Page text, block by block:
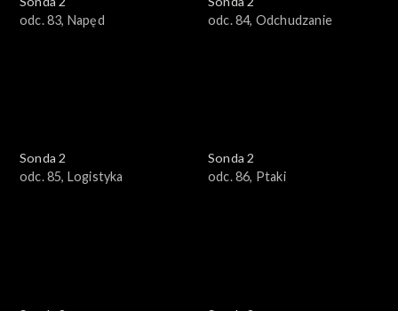
odc. 83, Napęd
odc. 84, Odchudzanie
Sonda 2
odc. 85, Logistyka
Sonda 2
odc. 86, Ptaki